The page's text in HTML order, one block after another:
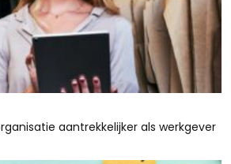
aantrekkelijker als werkgever